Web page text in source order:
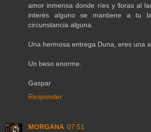
amor inmensa donde ríes y lloras al
interés alguno se mantiene a tu
circunstancia alguna.
Una hermosa entrega Duna, eres una
Un beso enorme.
Gaspar
Responder
MORGANA 07:51